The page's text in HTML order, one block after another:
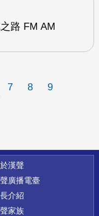
路 FM AM
7 8 9
漢聲
廣播電臺
介紹
家族